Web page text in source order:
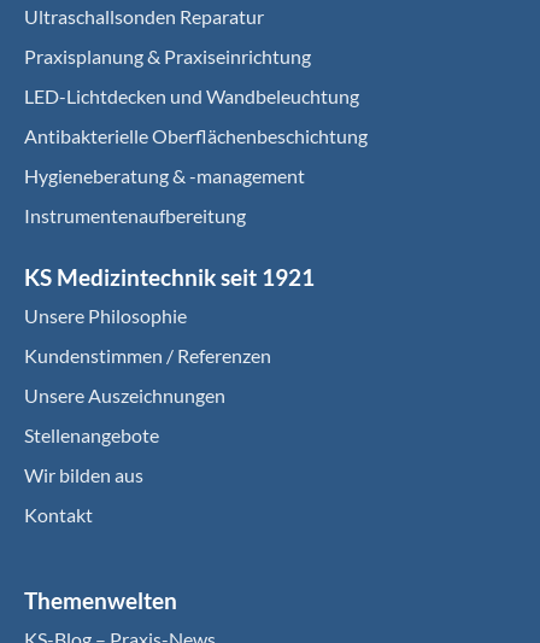
Ultraschallsonden Reparatur
Praxisplanung & Praxiseinrichtung
LED-Lichtdecken und Wandbeleuchtung
Antibakterielle Oberflächenbeschichtung
Hygieneberatung & -management
Instrumentenaufbereitung
KS Medizintechnik seit 1921
Unsere Philosophie
Kundenstimmen / Referenzen
Unsere Auszeichnungen
Stellenangebote
Wir bilden aus
Kontakt
Themenwelten
KS-Blog – Praxis-News